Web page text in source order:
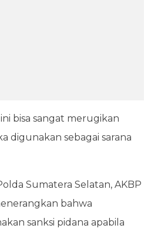
bisa sangat merugikan
digunakan sebagai sarana
Sumatera Selatan, AKBP
bahwa
sanksi pidana apabila